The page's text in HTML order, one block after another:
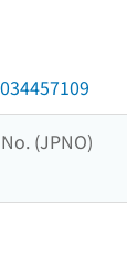
(JPNO)